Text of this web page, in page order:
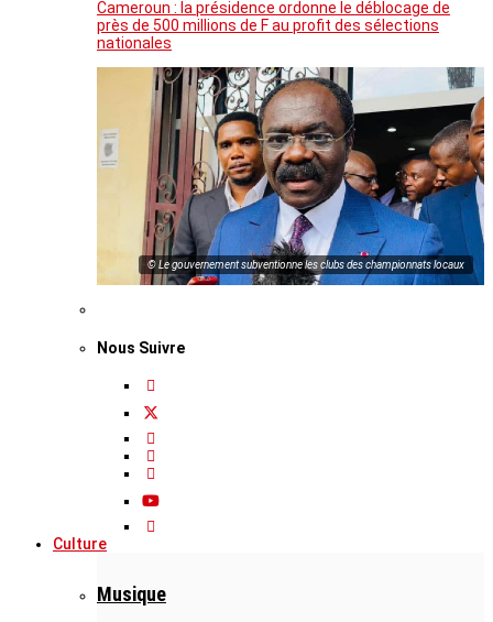
Cameroun : la présidence ordonne le déblocage de
près de 500 millions de F au profit des sélections
nationales
© Le gouvernement subventionne les clubs des championnats locaux
Nous Suivre
Culture
Musique